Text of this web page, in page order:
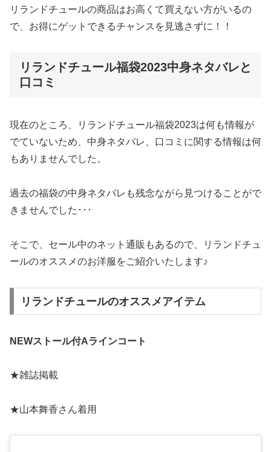
リランドチュールの商品はお高くて買えない方がいるの
で、お得にゲットできるチャンスを見逃さずに！！
リランドチュール福袋2023中身ネタバレと
口コミ
現在のところ、リランドチュール福袋2023は何も情報が
でていないため、中身ネタバレ、口コミに関する情報は何
もありませんでした。
過去の福袋の中身ネタバレも残念ながら見つけることがで
きませんでした･･･
そこで、セール中のネット通販もあるので、リランドチュ
ールのオススメのお洋服をご紹介いたします♪
リランドチュールのオススメアイテム
NEWストール付Aラインコート
★雑誌掲載
★山本舞香さん着用